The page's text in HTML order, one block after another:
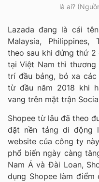
là ai?
Lazada đang là cái
Malaysia, Philippines,
theo sau khi đứng thứ
tại Việt Nam thì
trí đầu bảng, bỏ xa
từ đầu năm 2018 khi
vang trên mặt trận
Shopee từ lâu đã theo
đặt nền tảng di động
website của công ty
phổ biến ngày càng
Nam Á và Đài Loan,
dụng Shopee làm